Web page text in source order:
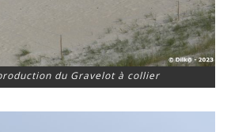
du Gravelot à collier